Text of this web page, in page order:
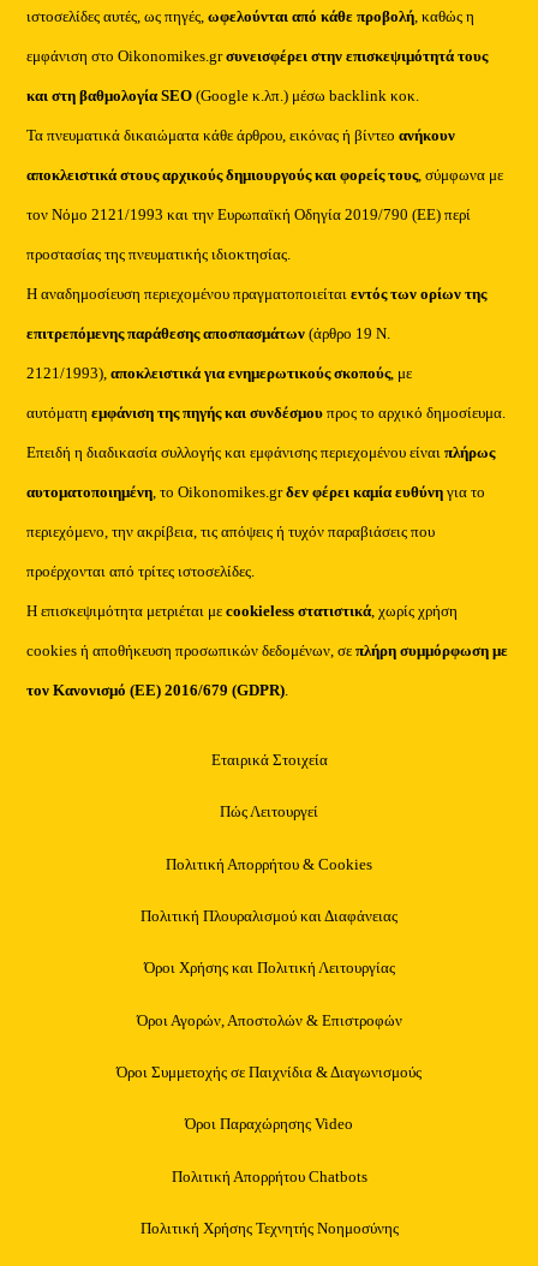
ιστοσελίδες αυτές, ως πηγές,ωφελούνται από κάθε προβολή, καθώς η
εμφάνιση στο Oikonomikes.grσυνεισφέρει στην επισκεψιμότητά τους
και στη βαθμολογία SEO (Google κ.λπ.) μέσω backlink κοκ.
Τα πνευματικά δικαιώματα κάθε άρθρου, εικόνας ή βίντεοανήκουν
αποκλειστικά στους αρχικούς δημιουργούς και φορείς τους, σύμφωνα με
τον Νόμο 2121/1993 και την Ευρωπαϊκή Οδηγία 2019/790 (ΕΕ) περί
προστασίας της πνευματικής ιδιοκτησίας.
Η αναδημοσίευση περιεχομένου πραγματοποιείταιεντός των ορίων της
επιτρεπόμενης παράθεσης αποσπασμάτων (άρθρο 19 Ν.
2121/1993), αποκλειστικά για ενημερωτικούς σκοπούς, με
αυτόματηεμφάνιση της πηγής και συνδέσμου προς το αρχικό δημοσίευμα.
Επειδή η διαδικασία συλλογής και εμφάνισης περιεχομένου είναιπλήρως
αυτοματοποιημένη, το Oikonomikes.grδεν φέρει καμία ευθύνη για το
περιεχόμενο, την ακρίβεια, τις απόψεις ή τυχόν παραβιάσεις που
προέρχονται από τρίτες ιστοσελίδες.
Η επισκεψιμότητα μετριέται μεcookieless στατιστικά, χωρίς χρήση
cookies ή αποθήκευση προσωπικών δεδομένων, σεπλήρη συμμόρφωση με
τον Κανονισμό (ΕΕ) 2016/679 (GDPR).
Εταιρικά Στοιχεία
Πώς Λειτουργεί
Πολιτική Απορρήτου & Cookies
Πολιτική Πλουραλισμού και Διαφάνειας
Όροι Χρήσης και Πολιτική Λειτουργίας
Όροι Αγορών, Αποστολών & Επιστροφών
Όροι Συμμετοχής σε Παιχνίδια & Διαγωνισμούς
Όροι Παραχώρησης Video
Πολιτική Απορρήτου Chatbots
Πολιτική Χρήσης Τεχνητής Νοημοσύνης